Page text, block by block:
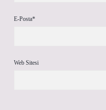
E-Posta*
Web Sitesi